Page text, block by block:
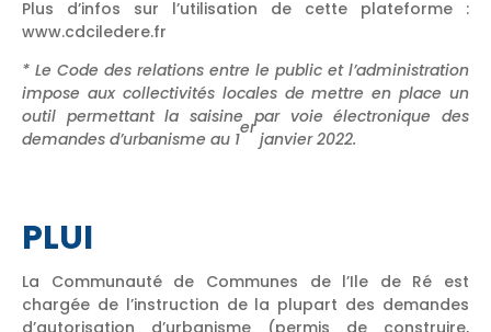
Plus d’infos sur l’utilisation de cette plateforme :
www.cdciledere.fr
* Le Code des relations entre le public et l’administration
impose aux collectivités locales de mettre en place un
outil permettant la saisine par voie électronique des
demandes d’urbanisme au 1
er
janvier 2022.
PLUI
La Communauté de Communes de l’Ile de Ré est
chargée de l’instruction de la plupart des demandes
d’autorisation d’urbanisme (permis de construire,